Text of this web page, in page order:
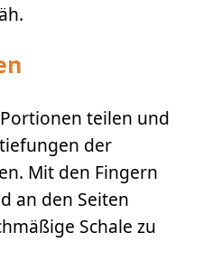
teilen und
der
Mit den Fingern
an den Seiten
Schale zu